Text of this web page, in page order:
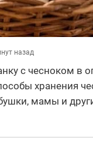
назад
с чесноком в
хранения
мамы и